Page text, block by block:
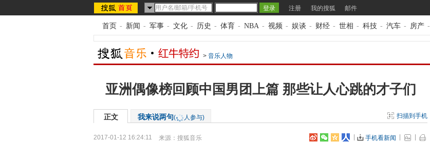
注册 我的搜狐 邮件
首页 - 新闻 - 军事 - 文化 - 历史 - 体育 - NBA - 视频 - 娱谈 - 财经 - 世相 - 科技 - 汽车 - 房产 -
> 音乐人物
亚洲偶像榜回顾中国男团上篇 那些让人心跳的才子们
正文 我来说两句( 人参与) 扫描到手机
2017-01-12 16:24:11 来源： 搜狐音乐 手机看新闻